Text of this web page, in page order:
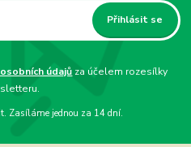
Přihlásit se
údajů za účelem rozesílky
Zasíláme jednou za 14 dní.